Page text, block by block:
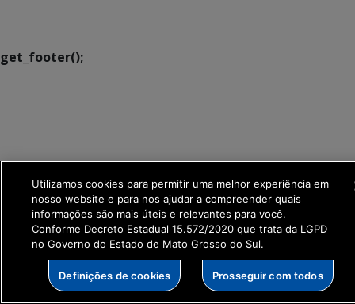
get_footer();
Utilizamos cookies para permitir uma melhor experiência em
nosso website e para nos ajudar a compreender quais
informações são mais úteis e relevantes para você.
Conforme Decreto Estadual 15.572/2020 que trata da LGPD
no Governo do Estado de Mato Grosso do Sul.
Definições de cookies Prosseguir com todos